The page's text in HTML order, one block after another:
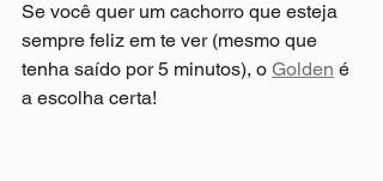
Se você quer um cachorro que esteja
sempre feliz em te ver (mesmo que
tenha saído por 5 minutos), o Golden é
a escolha certa!